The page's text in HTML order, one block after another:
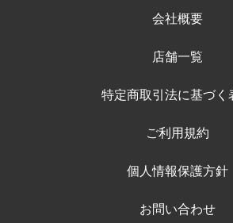
会社概要
店舗一覧
特定商取引法に基づく
ご利用規約
個人情報保護方針
お問い合わせ